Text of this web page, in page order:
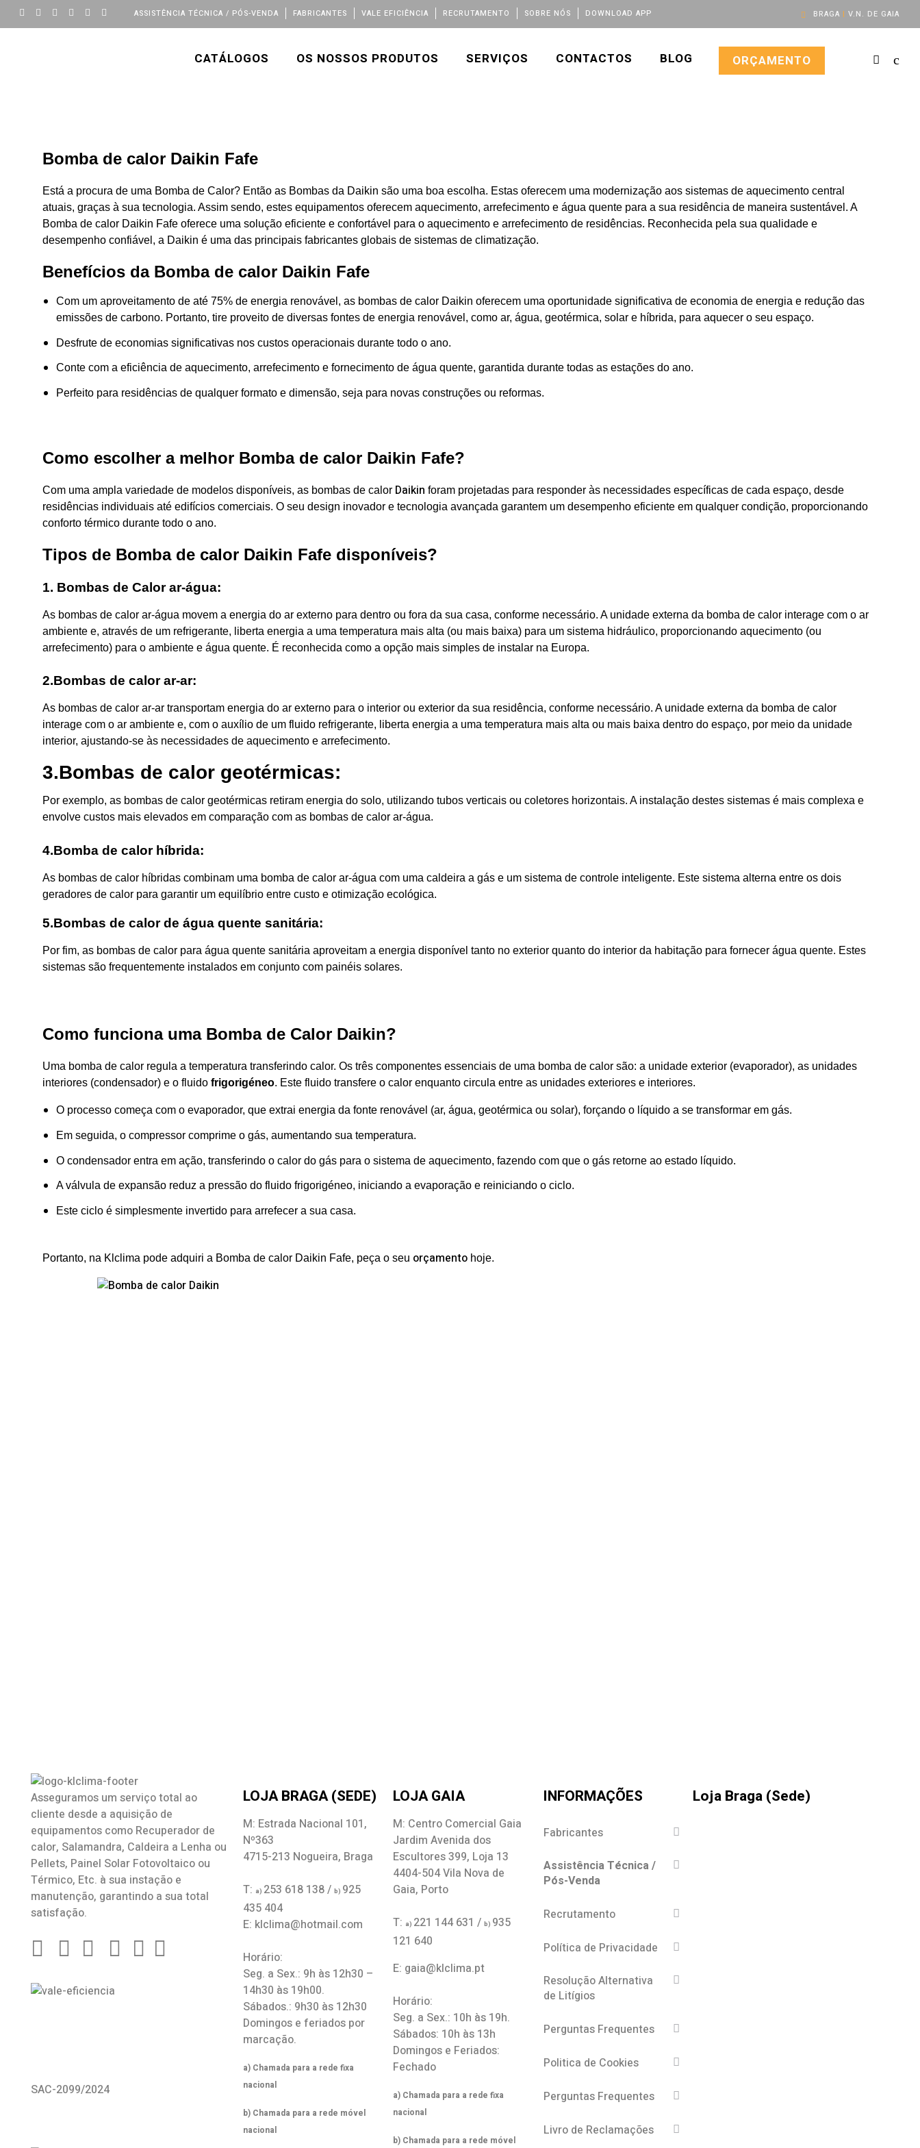
BRAGA | V.N. DE GAIA
ASSISTÊNCIA TÉCNICA / PÓS-VENDA FABRICANTES VALE EFICIÊNCIA RECRUTAMENTO SOBRE NÓS DOWNLOAD APP
CATÁLOGOS OS NOSSOS PRODUTOS SERVIÇOS CONTACTOS BLOG ORÇAMENTO
Bomba de calor Daikin Fafe
Está a procura de uma Bomba de Calor? Então as Bombas da Daikin são uma boa escolha. Estas oferecem uma modernização aos sistemas de aquecimento central
atuais, graças à sua tecnologia. Assim sendo, estes equipamentos oferecem aquecimento, arrefecimento e água quente para a sua residência de maneira sustentável. A
Bomba de calor Daikin Fafe oferece uma solução eficiente e confortável para o aquecimento e arrefecimento de residências. Reconhecida pela sua qualidade e
desempenho confiável, a Daikin é uma das principais fabricantes globais de sistemas de climatização.
Benefícios da Bomba de calor Daikin Fafe
Com um aproveitamento de até 75% de energia renovável, as bombas de calor Daikin oferecem uma oportunidade significativa de economia de energia e redução das
emissões de carbono. Portanto, tire proveito de diversas fontes de energia renovável, como ar, água, geotérmica, solar e híbrida, para aquecer o seu espaço.
Desfrute de economias significativas nos custos operacionais durante todo o ano.
Conte com a eficiência de aquecimento, arrefecimento e fornecimento de água quente, garantida durante todas as estações do ano.
Perfeito para residências de qualquer formato e dimensão, seja para novas construções ou reformas.
Como escolher a melhor Bomba de calor Daikin Fafe?
Com uma ampla variedade de modelos disponíveis, as bombas de calor Daikin foram projetadas para responder às necessidades específicas de cada espaço, desde
residências individuais até edifícios comerciais. O seu design inovador e tecnologia avançada garantem um desempenho eficiente em qualquer condição, proporcionando
conforto térmico durante todo o ano.
Tipos de Bomba de calor Daikin Fafe disponíveis?
1. Bombas de Calor ar-água:
As bombas de calor ar-água movem a energia do ar externo para dentro ou fora da sua casa, conforme necessário. A unidade externa da bomba de calor interage com o ar
ambiente e, através de um refrigerante, liberta energia a uma temperatura mais alta (ou mais baixa) para um sistema hidráulico, proporcionando aquecimento (ou
arrefecimento) para o ambiente e água quente. É reconhecida como a opção mais simples de instalar na Europa.
2.Bombas de calor ar-ar:
As bombas de calor ar-ar transportam energia do ar externo para o interior ou exterior da sua residência, conforme necessário. A unidade externa da bomba de calor
interage com o ar ambiente e, com o auxílio de um fluido refrigerante, liberta energia a uma temperatura mais alta ou mais baixa dentro do espaço, por meio da unidade
interior, ajustando-se às necessidades de aquecimento e arrefecimento.
3.Bombas de calor geotérmicas:
Por exemplo, as bombas de calor geotérmicas retiram energia do solo, utilizando tubos verticais ou coletores horizontais. A instalação destes sistemas é mais complexa e
envolve custos mais elevados em comparação com as bombas de calor ar-água.
4.Bomba de calor híbrida:
As bombas de calor híbridas combinam uma bomba de calor ar-água com uma caldeira a gás e um sistema de controle inteligente. Este sistema alterna entre os dois
geradores de calor para garantir um equilíbrio entre custo e otimização ecológica.
5.Bombas de calor de água quente sanitária:
Por fim, as bombas de calor para água quente sanitária aproveitam a energia disponível tanto no exterior quanto do interior da habitação para fornecer água quente. Estes
sistemas são frequentemente instalados em conjunto com painéis solares.
Como funciona uma Bomba de Calor Daikin?
Uma bomba de calor regula a temperatura transferindo calor. Os três componentes essenciais de uma bomba de calor são: a unidade exterior (evaporador), as unidades
interiores (condensador) e o fluido frigorigéneo. Este fluido transfere o calor enquanto circula entre as unidades exteriores e interiores.
O processo começa com o evaporador, que extrai energia da fonte renovável (ar, água, geotérmica ou solar), forçando o líquido a se transformar em gás.
Em seguida, o compressor comprime o gás, aumentando sua temperatura.
O condensador entra em ação, transferindo o calor do gás para o sistema de aquecimento, fazendo com que o gás retorne ao estado líquido.
A válvula de expansão reduz a pressão do fluido frigorigéneo, iniciando a evaporação e reiniciando o ciclo.
Este ciclo é simplesmente invertido para arrefecer a sua casa.
Portanto, na Klclima pode adquiri a Bomba de calor Daikin Fafe, peça o seu orçamento hoje.
Asseguramos um serviço total ao
cliente desde a aquisição de
equipamentos como Recuperador de
calor, Salamandra, Caldeira a Lenha ou
Pellets, Painel Solar Fotovoltaico ou
Térmico, Etc. à sua instação e
manutenção, garantindo a sua total
satisfação.
SAC-2099/2024
LOJA BRAGA (SEDE)
M: Estrada Nacional 101,
Nº363
4715-213 Nogueira, Braga
T: a) 253 618 138 /b) 925
435 404
E: klclima@hotmail.com
Horário:
Seg. a Sex.: 9h às 12h30 –
14h30 às 19h00.
Sábados.: 9h30 às 12h30
Domingos e feriados por
marcação.
a) Chamada para a rede fixa
nacional
b) Chamada para a rede móvel
nacional
LOJA GAIA
M: Centro Comercial Gaia
Jardim Avenida dos
Escultores 399, Loja 13
4404-504 Vila Nova de
Gaia, Porto
T: a) 221 144 631 /b) 935
121 640
E: gaia@klclima.pt
Horário:
Seg. a Sex.: 10h às 19h.
Sábados: 10h às 13h
Domingos e Feriados:
Fechado
a) Chamada para a rede fixa
nacional
b) Chamada para a rede móvel
INFORMAÇÕES
Fabricantes
Assistência Técnica /
Pós-Venda
Recrutamento
Política de Privacidade
Resolução Alternativa
de Litígios
Perguntas Frequentes
Politica de Cookies
Perguntas Frequentes
Livro de Reclamações
Loja Braga (Sede)